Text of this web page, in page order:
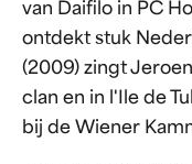
van Daifilo in PC
ontdekt stuk
(2009) zingt
clan en in l'Ile de
bij de Wiener